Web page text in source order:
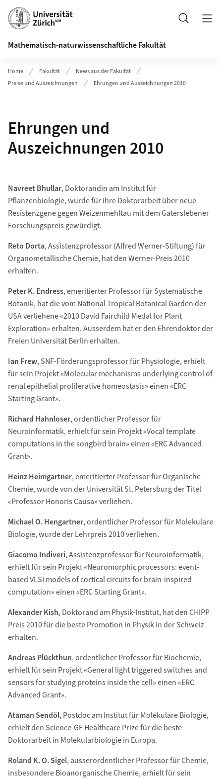
Header
Suche
Mathematisch-naturwissenschaftliche Fakultät
Home Fakultät
News aus der Fakultät
Preise und Auszeichnungen
Ehrungen und Auszeichnungen 2010
Ehrungen und
Auszeichnungen 2010
Navreet Bhullar, Doktorandin am Institut für
Pflanzenbiologie, wurde für ihre Doktorarbeit über neue
Resistenzgene gegen Weizenmehltau mit dem Gaterslebener
Forschungspreis gewürdigt.
Reto Dorta, Assistenzprofessor (Alfred Werner-Stiftung) für
Organometallische Chemie, hat den Werner-Preis 2010
erhalten.
Peter K. Endress, emeritierter Professor für Systematische
Botanik, hat die vom National Tropical Botanical Garden der
USA verliehene «2010 David Fairchild Medal for Plant
Exploration» erhalten. Ausserdem hat er den Ehrendoktor der
Freien Universität Berlin erhalten.
Ian Frew, SNF-Förderungsprofessor für Physiologie, erhielt
für sein Projekt «Molecular mechanisms underlying control of
renal epithelial proliferative homeostasis» einen «ERC
Starting Grant».
Richard Hahnloser, ordentlicher Professor für
Neuroinformatik, erhielt für sein Projekt «Vocal template
computations in the songbird brain» einen «ERC Advanced
Grant».
Heinz Heimgartner, emeritierter Professor für Organische
Chemie, wurde von der Universität St. Petersburg der Titel
«Professor Honoris Causa» verliehen.
Michael O. Hengartner, ordentlicher Professor für Molekulare
Biologie, wurde der Lehrpreis 2010 verliehen.
Giacomo Indiveri, Assistenzprofessor für Neuroinformatik,
erhielt für sein Projekt «Neuromorphic processors: event-
based VLSI models of cortical circuits for brain-inspired
computation» einen «ERC Starting Grant».
Alexander Kish, Doktorand am Physik-Institut, hat den CHIPP
Preis 2010 für die beste Promotion in Physik in der Schweiz
erhalten.
Andreas Plückthun, ordentlicher Professor für Biochemie,
erhielt für sein Projekt «General light triggered switches and
sensors for studying proteins inside the cell» einen «ERC
Advanced Grant».
Ataman Sendöl, Postdoc am Institut für Molekulare Biologie,
erhielt den Science-GE Healthcare Prize für die beste
Doktorarbeit in Molekularbiologie in Europa.
Roland K. O. Sigel, ausserordentlicher Professor für Chemie,
insbesondere Bioanorganische Chemie, erhielt für sein